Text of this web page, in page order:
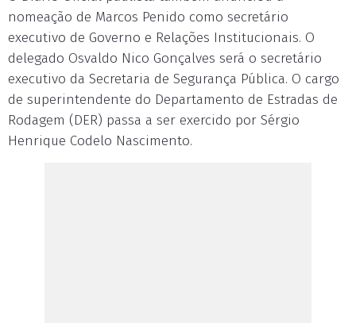
nomeação de Marcos Penido como secretário
executivo de Governo e Relações Institucionais. O
delegado Osvaldo Nico Gonçalves será o secretário
executivo da Secretaria de Segurança Pública. O cargo
de superintendente do Departamento de Estradas de
Rodagem (DER) passa a ser exercido por Sérgio
Henrique Codelo Nascimento.